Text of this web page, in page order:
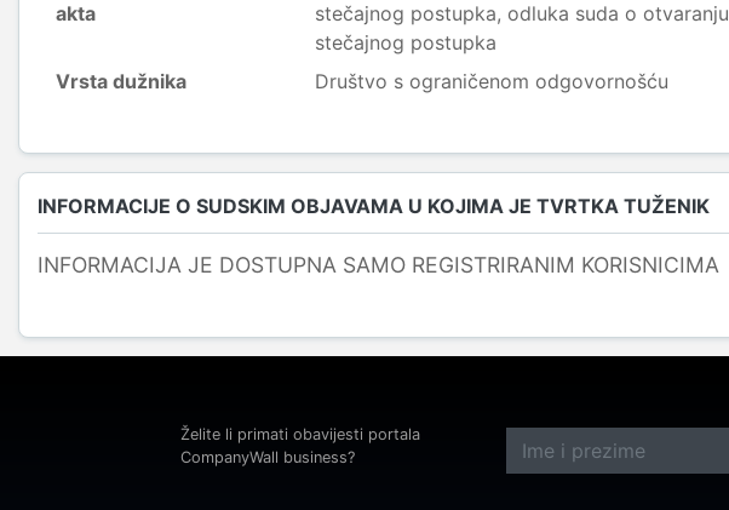
akta
stečajnog postupka, odluka suda o otvaranju
stečajnog postupka
Vrsta dužnika
Društvo s ograničenom odgovornošću
INFORMACIJE O SUDSKIM OBJAVAMA U KOJIMA JE TVRTKA TUŽENIK
INFORMACIJA JE DOSTUPNA SAMO REGISTRIRANIM KORISNICIMA
Želite li primati obavijesti portala
CompanyWall business?